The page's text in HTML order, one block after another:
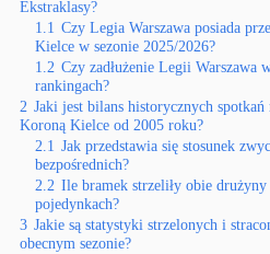
Ekstraklasy?
1.1 Czy Legia Warszawa posiada
Kielce w sezonie 2025/2026?
1.2 Czy zadłużenie Legii Warszawa
rankingach?
2 Jaki jest bilans historycznych
Koroną Kielce od 2005 roku?
2.1 Jak przedstawia się stosunek
bezpośrednich?
2.2 Ile bramek strzeliły obie
pojedynkach?
3 Jakie są statystyki strzelonych i
obecnym sezonie?